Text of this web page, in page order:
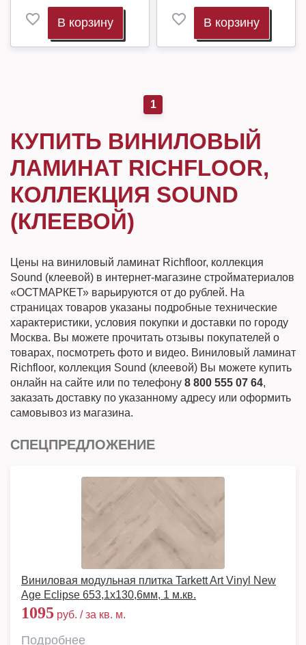
В корзину В корзину
1
КУПИТЬ ВИНИЛОВЫЙ
ЛАМИНАТ RICHFLOOR,
КОЛЛЕКЦИЯ SOUND
(КЛЕЕВОЙ)
Цены на виниловый ламинат Richfloor, коллекция
Sound (клеевой) в интернет-магазине стройматериалов
«ОСТМАРКЕТ» варьируются от до рублей. На
страницах товаров указаны подробные технические
характеристики, условия покупки и доставки по городу
Москва. Вы можете прочитать отзывы покупателей о
товарах, посмотреть фото и видео. Виниловый ламинат
Richfloor, коллекция Sound (клеевой) Вы можете купить
онлайн на сайте или по телефону 8 800 555 07 64,
заказать доставку по указанному адресу или оформить
самовывоз из магазина.
СПЕЦПРЕДЛОЖЕНИЕ
Виниловая модульная плитка Tarkett Art Vinyl New
Age Eclipse 653,1х130,6мм, 1 м.кв.
1095 руб. / за кв. м.
Подробнее